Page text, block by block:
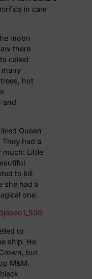
in care
moon
there
called
many
hot
and
Queen
had a
much: Little
to kill
she had a
one.
to
ship. He
but
M&M.